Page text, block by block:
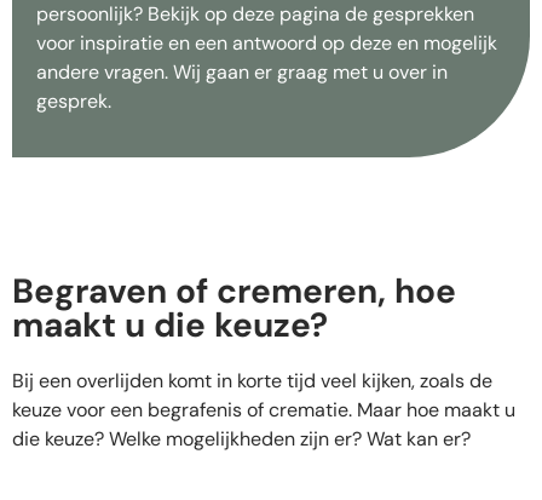
persoonlijk? Bekijk op deze pagina de gesprekken
voor inspiratie en een antwoord op deze en mogelijk
andere vragen. Wij gaan er graag met u over in
gesprek.
Begraven of cremeren, hoe
maakt u die keuze?
Bij een overlijden komt in korte tijd veel kijken, zoals de
keuze voor een begrafenis of crematie. Maar hoe maakt u
die keuze? Welke mogelijkheden zijn er? Wat kan er?